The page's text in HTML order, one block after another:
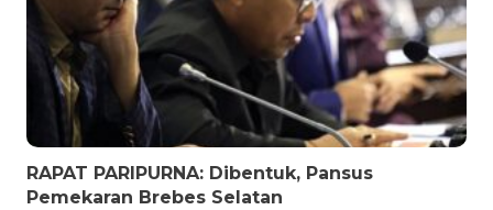
RAPAT PARIPURNA: Dibentuk, Pansus
Pemekaran Brebes Selatan